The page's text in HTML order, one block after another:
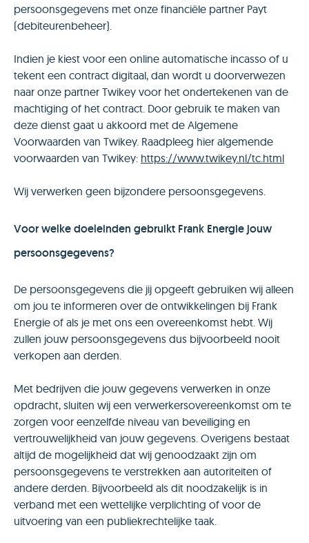
persoonsgegevens met onze financiële partner Payt
(debiteurenbeheer).
Indien je kiest voor een online automatische incasso of u
tekent een contract digitaal, dan wordt u doorverwezen
naar onze partner Twikey voor het ondertekenen van de
machtiging of het contract. Door gebruik te maken van
deze dienst gaat u akkoord met de Algemene
Voorwaarden van Twikey. Raadpleeg hier algemende
voorwaarden van Twikey: https://www.twikey.nl/tc.html
Wij verwerken geen bijzondere persoonsgegevens.
Voor welke doeleinden gebruikt Frank Energie jouw
persoonsgegevens?
De persoonsgegevens die jij opgeeft gebruiken wij alleen
om jou te informeren over de ontwikkelingen bij Frank
Energie of als je met ons een overeenkomst hebt. Wij
zullen jouw persoonsgegevens dus bijvoorbeeld nooit
verkopen aan derden.
Met bedrijven die jouw gegevens verwerken in onze
opdracht, sluiten wij een verwerkersovereenkomst om te
zorgen voor eenzelfde niveau van beveiliging en
vertrouwelijkheid van jouw gegevens. Overigens bestaat
altijd de mogelijkheid dat wij genoodzaakt zijn om
persoonsgegevens te verstrekken aan autoriteiten of
andere derden. Bijvoorbeeld als dit noodzakelijk is in
verband met een wettelijke verplichting of voor de
uitvoering van een publiekrechtelijke taak.